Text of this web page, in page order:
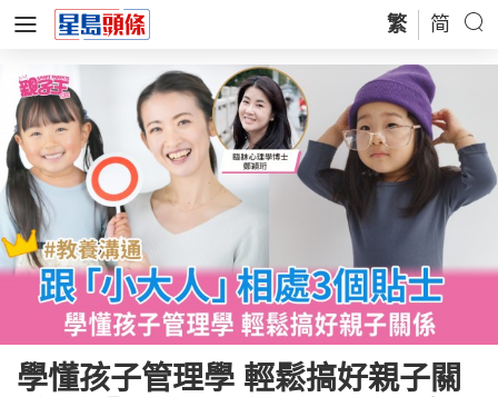
繁 简
學懂孩子管理學 輕鬆搞好親子關